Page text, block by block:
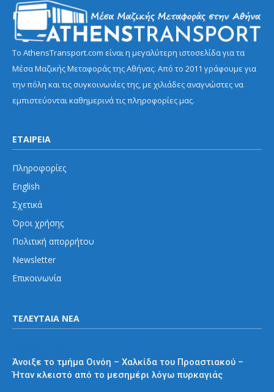
Το AthensTransport.com είναι η μεγαλύτερη ιστοσελίδα για τα
Μέσα Μαζικής Μεταφοράς της Αθήνας. Από το 2011 γράφουμε για
την πόλη και τις συγκοινωνίες της, με χιλιάδες αναγνώστες να
εμπιστεύονται καθημερινά τις πληροφορίες μας.
ΕΤΑΙΡΕΙΑ
Πληροφορίες
English
Σχετικά
Όροι χρήσης
Πολιτική απορρήτου
Newsletter
Επικοινωνία
ΤΕΛΕΥΤΑΙΑ ΝΕΑ
Άνοιξε το τμήμα Οινόη – Χαλκίδα του Προαστιακού –
Ήταν κλειστό από το μεσημέρι λόγω πυρκαγιάς